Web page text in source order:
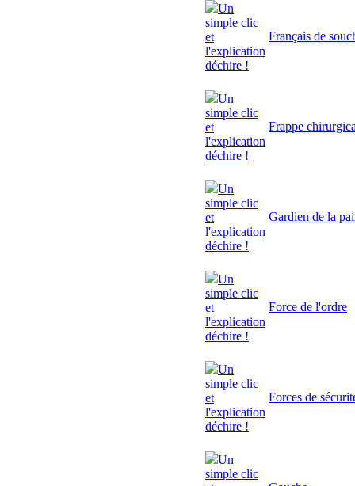
Un
simple clic
et
l'explication
déchire !
Français de
Un
simple clic
et
l'explication
déchire !
Frappe
Un
simple clic
et
l'explication
déchire !
Gardien de la
Un
simple clic
et
l'explication
déchire !
Force de l'ordre
Un
simple clic
et
l'explication
déchire !
Forces de
Un
simple clic